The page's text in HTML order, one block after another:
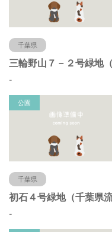
千葉県
-
公園
千葉県
-